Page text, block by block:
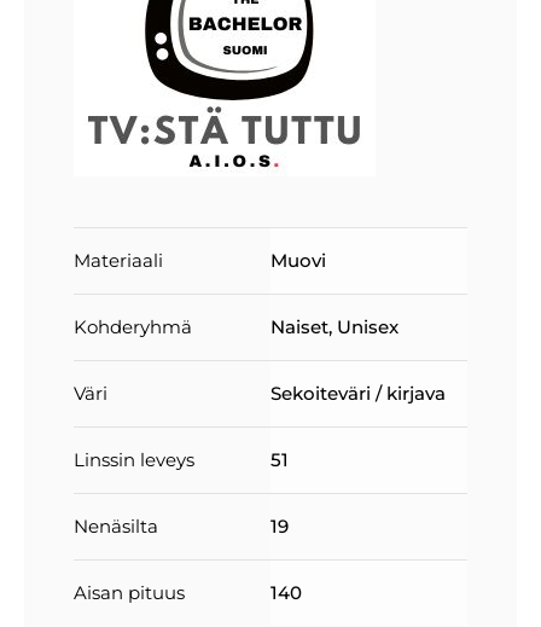
Materiaali Muovi
Kohderyhmä Naiset, Unisex
Väri Sekoiteväri / kirjava
Linssin leveys 51
Nenäsilta 19
Aisan pituus 140